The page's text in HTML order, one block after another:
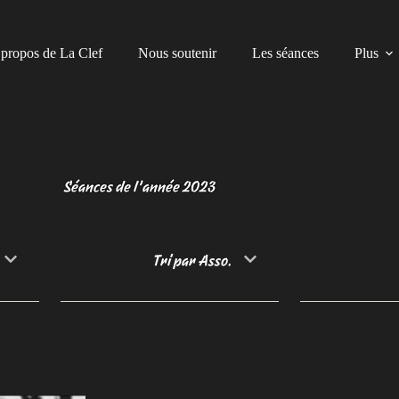
de La Clef
Nous soutenir Les séances Plus
Séances de l’année 2023
Tri par Asso.